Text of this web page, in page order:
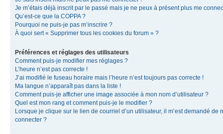
Je m’étais déjà inscrit par le passé mais je ne peux à présent plus me
Qu’est-ce que la COPPA ?
Pourquoi ne puis-je pas m’inscrire ?
À quoi sert « Supprimer tous les cookies du forum » ?
Préférences et réglages des utilisateurs
Comment puis-je modifier mes réglages ?
L’heure n’est pas correcte !
J’ai modifié le fuseau horaire mais l’heure n’est toujours pas correcte !
Ma langue n’apparaît pas dans la liste !
Comment puis-je afficher une image associée à mon nom d’utilisateur ?
Quel est mon rang et comment puis-je le modifier ?
Lorsque je clique sur le lien de courriel d’un utilisateur, il m’est demandé de
connecter ?